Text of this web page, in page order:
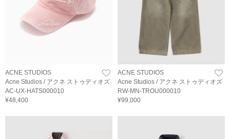
ACNE STUDIOS
Acne Studios / アクネ ストゥディオズ
AC-UX-HATS000010
¥48,400
ACNE STUDIOS
Acne Studios / アクネ ストゥディオズ
RW-MN-TROU000010
¥99,000